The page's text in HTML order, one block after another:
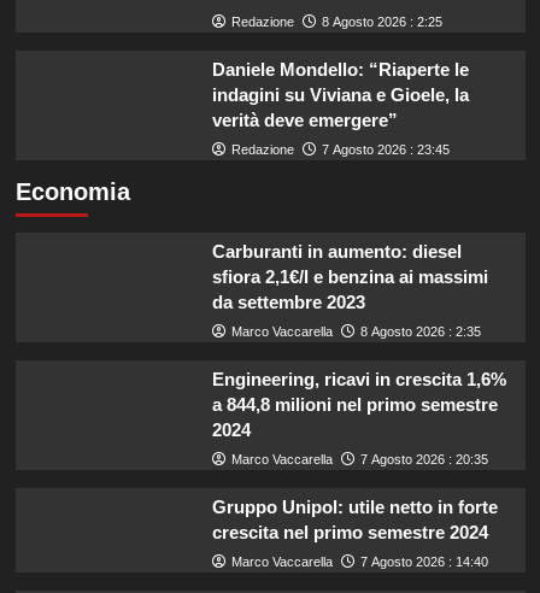
Redazione 8 Agosto 2026 : 2:25
Daniele Mondello: “Riaperte le
indagini su Viviana e Gioele, la
verità deve emergere”
Redazione 7 Agosto 2026 : 23:45
Economia
Carburanti in aumento: diesel
sfiora 2,1€/l e benzina ai massimi
da settembre 2023
Marco Vaccarella 8 Agosto 2026 : 2:35
Engineering, ricavi in crescita 1,6%
a 844,8 milioni nel primo semestre
2024
Marco Vaccarella 7 Agosto 2026 : 20:35
Gruppo Unipol: utile netto in forte
crescita nel primo semestre 2024
Marco Vaccarella 7 Agosto 2026 : 14:40